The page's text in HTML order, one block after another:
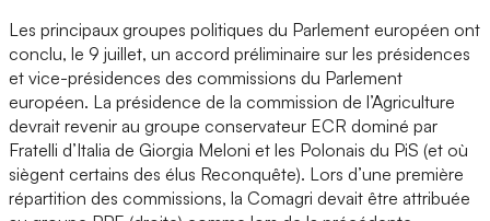
Les principaux groupes politiques du Parlement européen ont
conclu, le 9 juillet, un accord préliminaire sur les présidences
et vice-présidences des commissions du Parlement
européen. La présidence de la commission de l’Agriculture
devrait revenir au groupe conservateur ECR dominé par
Fratelli d’Italia de Giorgia Meloni et les Polonais du PiS (et où
siègent certains des élus Reconquête). Lors d’une première
répartition des commissions, la Comagri devait être attribuée